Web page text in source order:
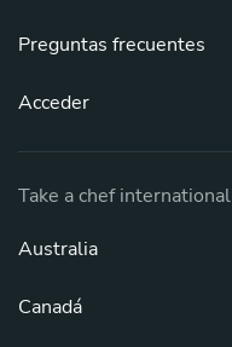
Preguntas frecuentes
Acceder
Take a chef international
Australia
Canadá